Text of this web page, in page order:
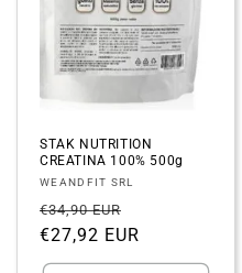
STAK NUTRITION
CREATINA 100% 500g
Fornitore:
WEANDFIT SRL
Prezzo
di
listino
€34,90 EUR
scontato
€27,92 EUR